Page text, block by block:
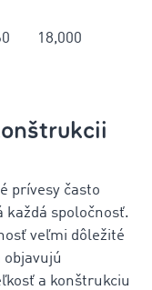
18,000
prívesy často
každá spoločnosť.
veľmi dôležité
objavujú
a konštrukciu